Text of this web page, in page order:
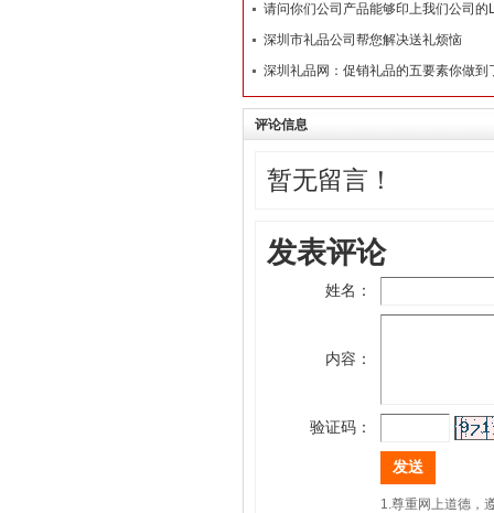
请问你们公司产品能够印上我们公司的
深圳市礼品公司帮您解决送礼烦恼
深圳礼品网：促销礼品的五要素你做到
评论信息
暂无留言！
发表评论
姓名：
内容：
验证码：
1.尊重网上道德，